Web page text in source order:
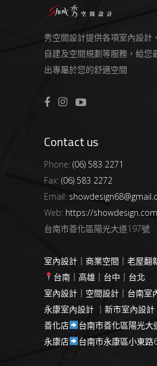
秀空間設計提供各項室內設計
自建及空間規劃等服務，給您
出專屬於您的舒適空間
Contact us
Phone: (06) 583 2271
Fax: (06) 583 2272
Email:
Web: https://
台南市善化區陽光大道197號
室內設計｜商業空間｜老屋翻
台南｜高雄｜台中｜台北
室內設計｜空間設計｜台南室
永康室內設計 ｜新市室內設
善化店
台南市善化區陽光大
永康店
台南市永康區小東路